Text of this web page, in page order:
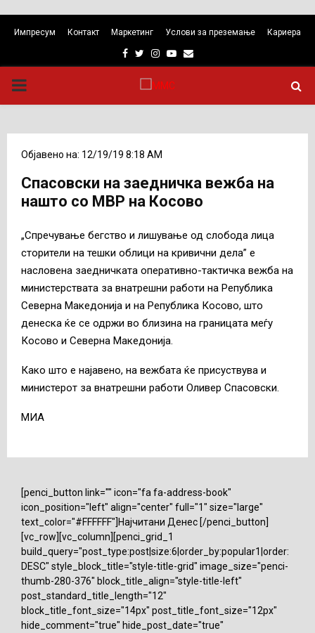
Импресум Контакт Маркетинг Услови за преземање Кариера
Facebook
TwitterInstagram
Youtube
Email
PRIMARY
Објавено на: 12/19/19 8:18 AM
Спасовски на заедничка вежба на
нашто со МВР на Косово
„Спречување бегство и лишување од слобода лица
сторители на тешки облици на кривични дела” е
насловена заедничката оперативно-тактичка вежба на
министерствата за внатрешни работи на Република
Северна Македонија и на Република Косово, што
денеска ќе се одржи во близина на границата меѓу
Косово и Северна Македонија.
Како што е најавено, на вежбата ќе присуствува и
министерот за внатрешни работи Оливер Спасовски.
МИА
[penci_button link="" icon="fa fa-address-book"
icon_position="left" align="center" full="1" size="large"
text_color="#FFFFFF"]Најчитани Денес [/penci_button]
[vc_row][vc_column][penci_grid_1
build_query="post_type:post|size:6|order_by:popular1|order:
DESC" style_block_title="style-title-grid" image_size="penci-
thumb-280-376" block_title_align="style-title-left"
post_standard_title_length="12"
block_title_font_size="14px" post_title_font_size="12px"
hide_comment="true" hide_post_date="true"